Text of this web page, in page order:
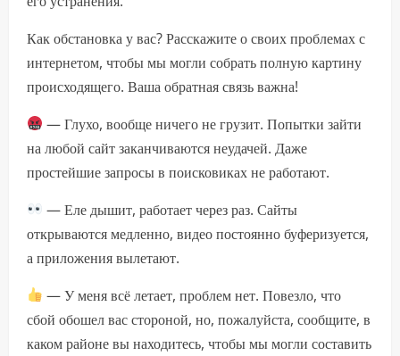
Как обстановка у вас? Расскажите о своих проблемах с
интернетом, чтобы мы могли собрать полную картину
происходящего. Ваша обратная связь важна!
— Глухо, вообще ничего не грузит. Попытки зайти
на любой сайт заканчиваются неудачей. Даже
простейшие запросы в поисковиках не работают.
— Еле дышит, работает через раз. Сайты
открываются медленно, видео постоянно буферизуется,
а приложения вылетают.
— У меня всё летает, проблем нет. Повезло, что
сбой обошел вас стороной, но, пожалуйста, сообщите, в
каком районе вы находитесь, чтобы мы могли составить